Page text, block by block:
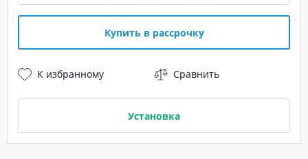
Купить в рассрочку
К избранному Сравнить
Установка